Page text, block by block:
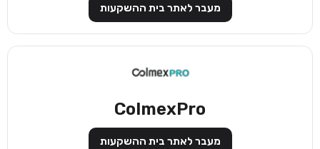
מעבר לאתר בית ההשקעות
ColmexPro
מעבר לאתר בית ההשקעות